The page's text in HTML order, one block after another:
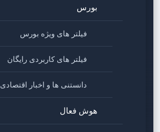
بورس
فیلتر های ویژه بورس
فیلتر های کاربردی رایگان
دانستنی ها و اخبار اقتصادی
هوش فعال